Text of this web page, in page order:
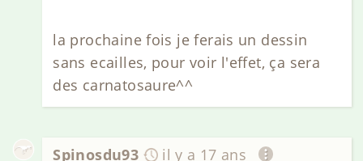
la prochaine fois je ferais un dessin
sans ecailles, pour voir l'effet, ça sera
des carnatosaure^^
Spinosdu93 il y a 17 ans